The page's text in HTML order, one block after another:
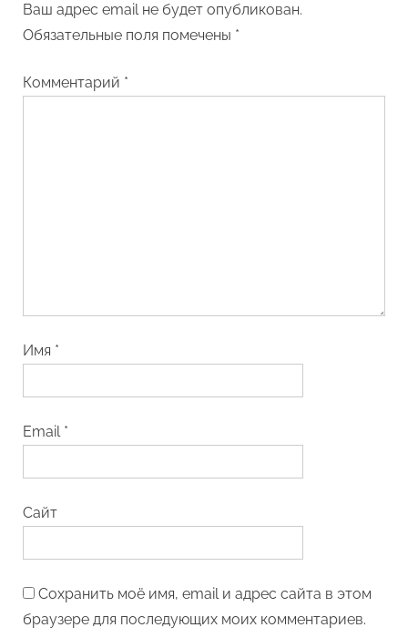
Ваш адрес email не будет опубликован.
Обязательные поля помечены *
Комментарий *
Имя *
Email *
Сайт
Сохранить моё имя, email и адрес сайта в этом
браузере для последующих моих комментариев.